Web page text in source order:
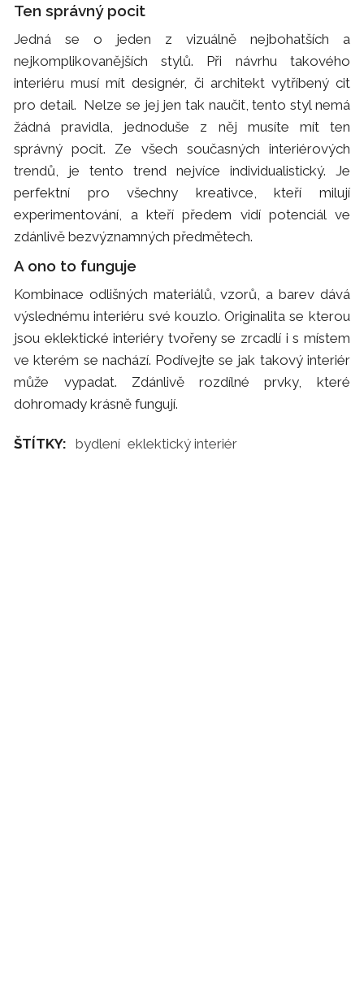
Ten správný pocit
Jedná se o jeden z vizuálně nejbohatších a
nejkomplikovanějších stylů. Při návrhu takového
interiéru musí mít designér, či architekt vytříbený cit
pro detail. Nelze se jej jen tak naučit, tento styl nemá
žádná pravidla, jednoduše z něj musíte mít ten
správný pocit. Ze všech současných interiérových
trendů, je tento trend nejvíce individualistický. Je
perfektní pro všechny kreativce, kteří milují
experimentování, a kteří předem vidí potenciál ve
zdánlivě bezvýznamných předmětech.
A ono to funguje
Kombinace odlišných materiálů, vzorů, a barev dává
výslednému interiéru své kouzlo. Originalita se kterou
jsou eklektické interiéry tvořeny se zrcadlí i s místem
ve kterém se nachází. Podívejte se jak takový interiér
může vypadat. Zdánlivě rozdílné prvky, které
dohromady krásně fungují.
ŠTÍTKY: bydlení eklektický interiér